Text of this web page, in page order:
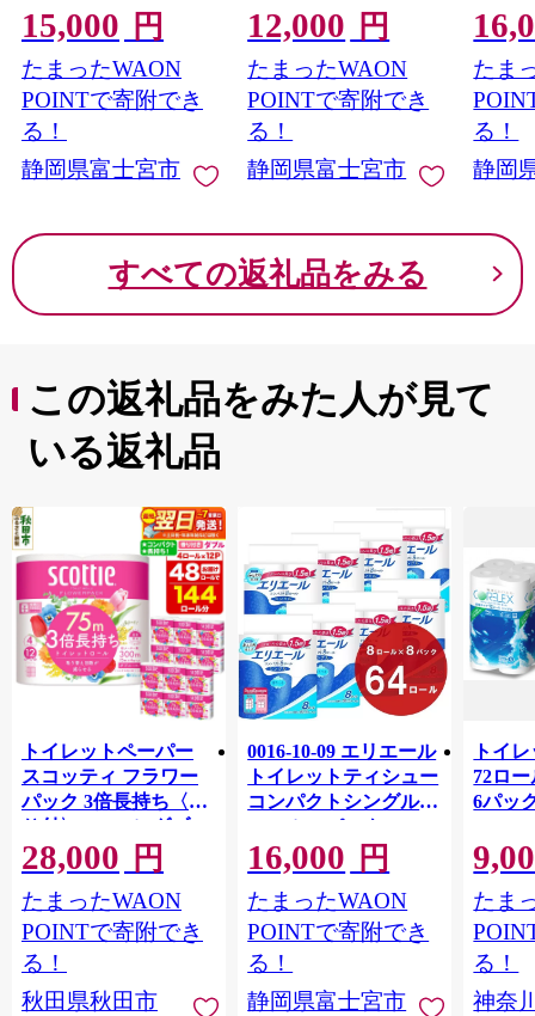
ック 32個 【ハーフケ
ース】 80m 32ロール
ダブル トイレットペ
ーパー
15,000 円
たまったWAON
POINTで寄附でき
る！
静岡県富士宮市
ック 32個 【ハーフケ
ース】 45m 32ロール
ダブル トイレットペ
ーパー
12,000 円
たまったWAON
POINTで寄附でき
る！
静岡県富士宮市
倍巻
ク 32
ス】
トイレ
たま
る！
静岡
すべての返礼品をみる
この返礼品をみた人が見て
いる返礼品
トイレットペーパー
スコッティ フラワー
パック 3倍長持ち〈香
り付〉4ロール(ダブ
ル)×12パック 日用品
最短翌日発送 [スコッ
ティ フラワーパック
トイレットペーパー
日本製紙クレシア] 秋
田県秋田市
28,000 円
たまったWAON
POINTで寄附でき
る！
秋田県秋田市
0016-10-09 エリエール
トイレットティシュー
コンパクトシングル 8
ロール×8パック 64ロ
ール 1.5倍巻 82.5m
トイレットペーパー
シングル パルプ100％
香りつき 日用品 消耗
品 備蓄
16,000 円
たまったWAON
POINTで寄附でき
る！
静岡県富士宮市
トイ
72ロ
6パッ
FSCリ
長巻タ
100％
防災
ペー
川県
トペー
たま
る！
神奈